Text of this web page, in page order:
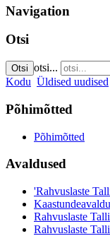
Navigation
Otsi
Otsi otsi...
Kodu Üldised uudised
Põhimõtted
Põhimõtted
Avaldused
'Rahvuslaste
Rahvuslaste
Rahvuslaste